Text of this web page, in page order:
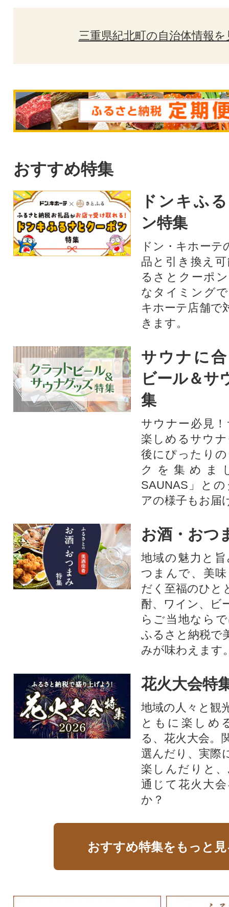
三重県紀北町の自治体情報を
おすすめ特集
ドンキふ
ン特集
ドン・キホーテ
品と引き換え
るさとクーポ
なタイミング
キホーテ店舗で
きます。
サウナに
ビール＆サ
集
サウナー必見
楽しめるサウ
後にぴったり
クを集めま
SAUNAS」と
アの様子もお届
お酒・おつ
地域の魅力と
つまんで、美
だく至福のひと
酎、ワイン、ビ
らご当地なら
ふるさと納税で
みが味わえます
花火大会特
地域の人々と観
ともに楽しめ
る、花火大会。
選んだり、実際
楽しんだりと
通じて花火大
か？​
おすすめ特集をもっと